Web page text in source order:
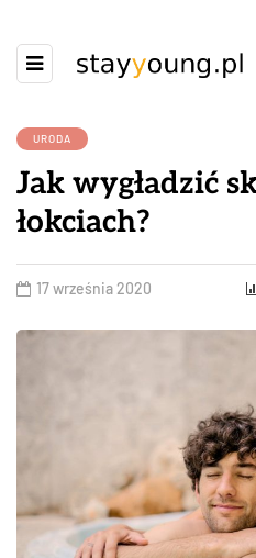
URODA
Jak wygładzić
łokciach?
17 września 2020